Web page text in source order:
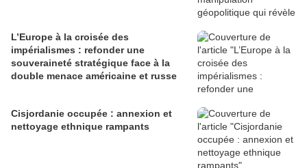
L’Europe à la croisée des
impérialismes : refonder une
souveraineté stratégique face à la
double menace américaine et russe
Cisjordanie occupée : annexion et
nettoyage ethnique rampants